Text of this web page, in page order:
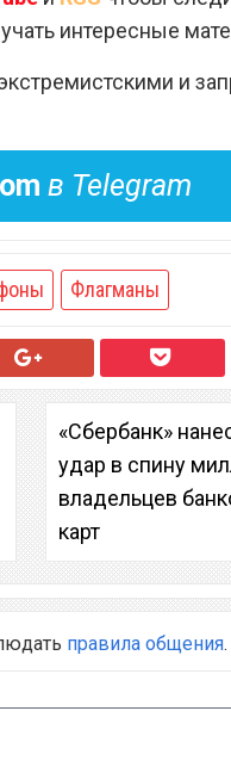
интересные
и
в Telegram
Флагманы
«Сбербанк»
удар в спину
владельцев
карт
правила общения.